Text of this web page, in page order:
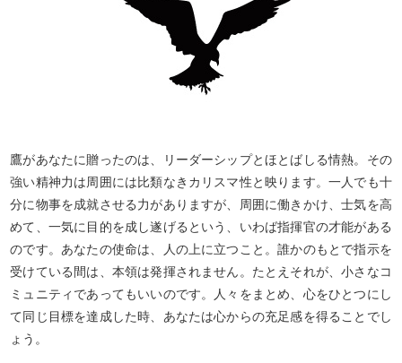
鷹があなたに贈ったのは、リーダーシップとほとばしる情熱。その
強い精神力は周囲には比類なきカリスマ性と映ります。一人でも十
分に物事を成就させる力がありますが、周囲に働きかけ、士気を高
めて、一気に目的を成し遂げるという、いわば指揮官の才能がある
のです。あなたの使命は、人の上に立つこと。誰かのもとで指示を
受けている間は、本領は発揮されません。たとえそれが、小さなコ
ミュニティであってもいいのです。人々をまとめ、心をひとつにし
て同じ目標を達成した時、あなたは心からの充足感を得ることでし
ょう。